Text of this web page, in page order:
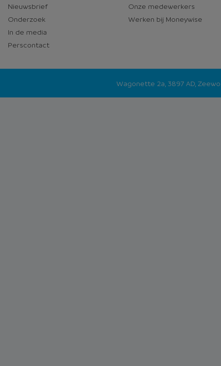
Nieuwsbrief
Onderzoek
In de media
Perscontact
Onze medewerkers
Werken bij Moneywise
Wagonette 2a, 3897 AD,